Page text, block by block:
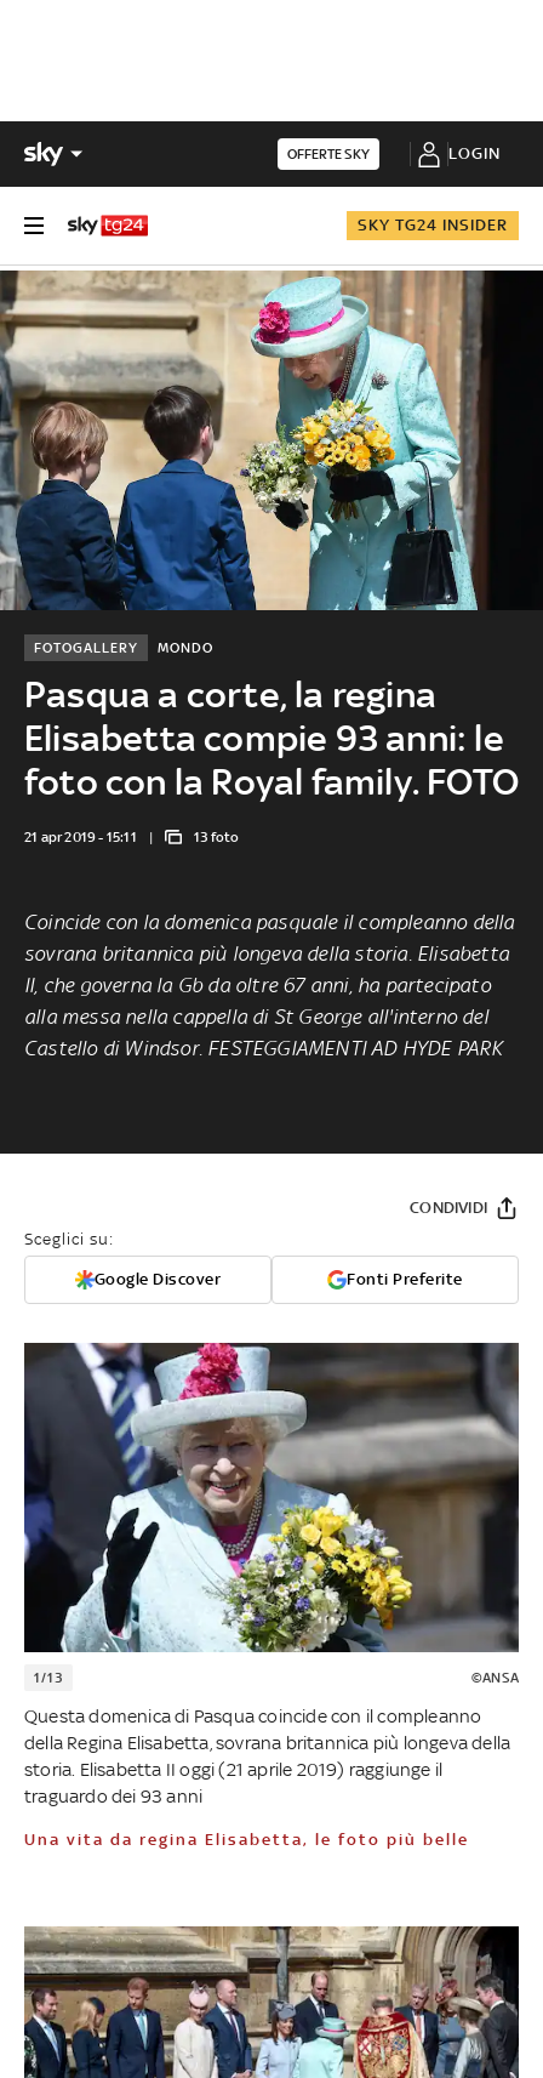
OFFERTE SKY LOGIN
SKY TG24 INSIDER
Pasqua a corte, la regina
Elisabetta compie 93 anni: le
foto con la Royal family. FOTO
MONDO
FOTOGALLERY
21 apr 2019 - 15:11 13 foto
Coincide con la domenica pasquale il compleanno della
sovrana britannica più longeva della storia. Elisabetta
II, che governa la Gb da oltre 67 anni, ha partecipato
alla messa nella cappella di St George all'interno del
Castello di Windsor. FESTEGGIAMENTI AD HYDE PARK
Sceglici su:
Google Discover Fonti Preferite
CONDIVIDI
1/13 ©ANSA
Questa domenica di Pasqua coincide con il compleanno
della Regina Elisabetta, sovrana britannica più longeva della
storia. Elisabetta II oggi (21 aprile 2019) raggiunge il
traguardo dei 93 anni
Una vita da regina Elisabetta, le foto più belle